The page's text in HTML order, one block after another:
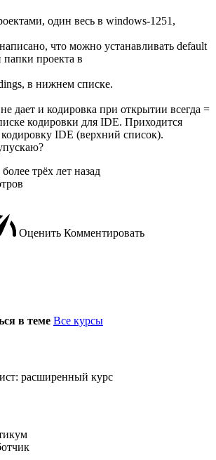
один весь в windows-1251,
что можно устанавливать default
папки проекта в
в нижнем списке.
дает и кодировка при открытии всегда =
кодировки для IDE. Приходится
IDE (верхний список).
более трёх лет назад
Оценить Комментировать
в теме Все курсы
расширенный курс